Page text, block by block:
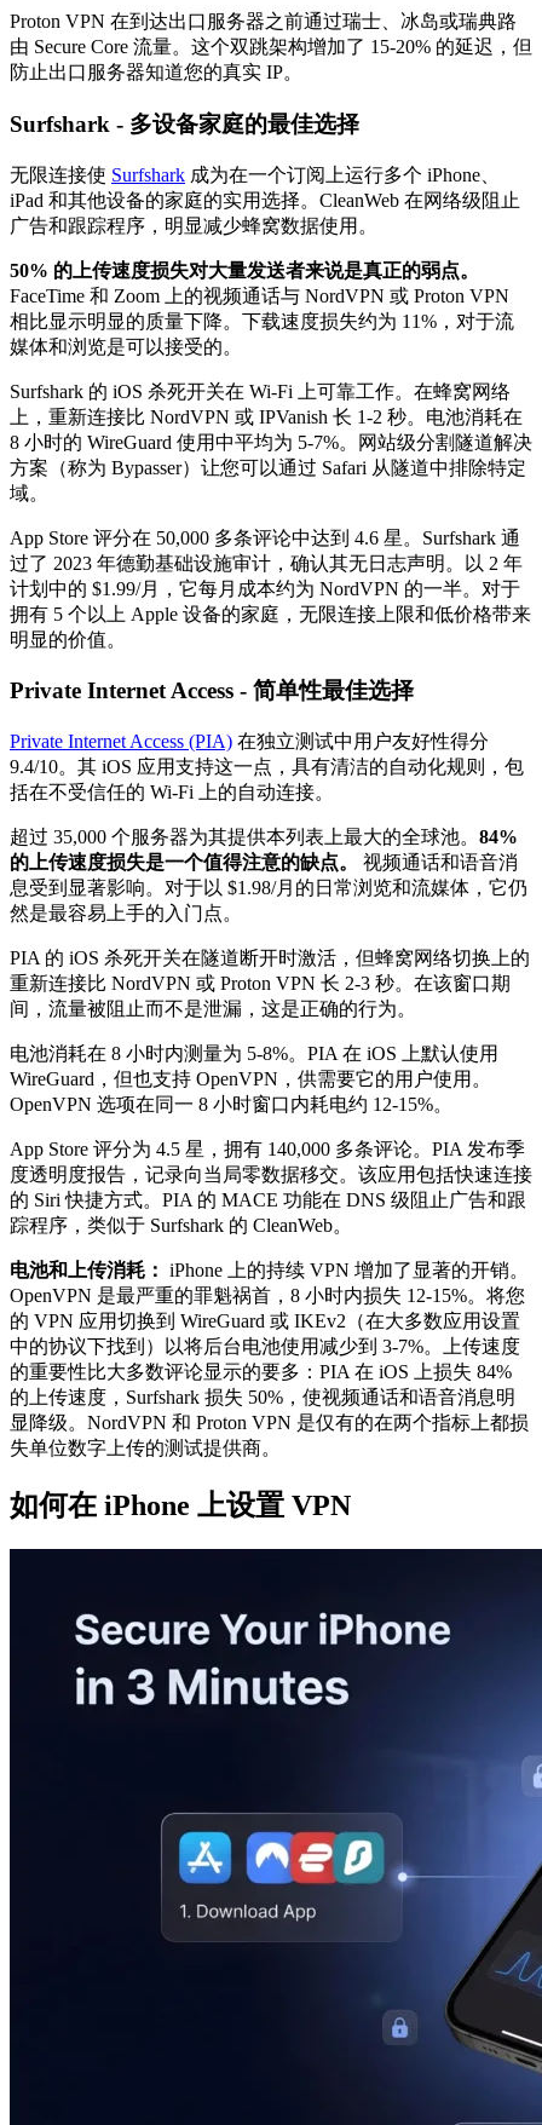
Proton VPN 在到达出口服务器之前通过瑞士、冰岛或瑞典路
由 Secure Core 流量。这个双跳架构增加了 15-20% 的延迟，但
防止出口服务器知道您的真实 IP。
Surfshark - 多设备家庭的最佳选择
无限连接使 Surfshark 成为在一个订阅上运行多个 iPhone、
iPad 和其他设备的家庭的实用选择。CleanWeb 在网络级阻止
广告和跟踪程序，明显减少蜂窝数据使用。
50% 的上传速度损失对大量发送者来说是真正的弱点。
FaceTime 和 Zoom 上的视频通话与 NordVPN 或 Proton VPN
相比显示明显的质量下降。下载速度损失约为 11%，对于流
媒体和浏览是可以接受的。
Surfshark 的 iOS 杀死开关在 Wi-Fi 上可靠工作。在蜂窝网络
上，重新连接比 NordVPN 或 IPVanish 长 1-2 秒。电池消耗在
8 小时的 WireGuard 使用中平均为 5-7%。网站级分割隧道解决
方案（称为 Bypasser）让您可以通过 Safari 从隧道中排除特定
域。
App Store 评分在 50,000 多条评论中达到 4.6 星。Surfshark 通
过了 2023 年德勤基础设施审计，确认其无日志声明。以 2 年
计划中的 $1.99/月，它每月成本约为 NordVPN 的一半。对于
拥有 5 个以上 Apple 设备的家庭，无限连接上限和低价格带来
明显的价值。
Private Internet Access - 简单性最佳选择
Private Internet Access (PIA) 在独立测试中用户友好性得分
9.4/10。其 iOS 应用支持这一点，具有清洁的自动化规则，包
括在不受信任的 Wi-Fi 上的自动连接。
超过 35,000 个服务器为其提供本列表上最大的全球池。 84%
的上传速度损失是一个值得注意的缺点。
视频通话和语音消
息受到显著影响。对于以 $1.98/月的日常浏览和流媒体，它仍
然是最容易上手的入门点。
PIA 的 iOS 杀死开关在隧道断开时激活，但蜂窝网络切换上的
重新连接比 NordVPN 或 Proton VPN 长 2-3 秒。在该窗口期
间，流量被阻止而不是泄漏，这是正确的行为。
电池消耗在 8 小时内测量为 5-8%。PIA 在 iOS 上默认使用
WireGuard，但也支持 OpenVPN，供需要它的用户使用。
OpenVPN 选项在同一 8 小时窗口内耗电约 12-15%。
App Store 评分为 4.5 星，拥有 140,000 多条评论。PIA 发布季
度透明度报告，记录向当局零数据移交。该应用包括快速连接
的 Siri 快捷方式。PIA 的 MACE 功能在 DNS 级阻止广告和跟
踪程序，类似于 Surfshark 的 CleanWeb。
电池和上传消耗： iPhone 上的持续 VPN 增加了显著的开销。
OpenVPN 是最严重的罪魁祸首，8 小时内损失 12-15%。将您
的 VPN 应用切换到 WireGuard 或 IKEv2（在大多数应用设置
中的协议下找到）以将后台电池使用减少到 3-7%。上传速度
的重要性比大多数评论显示的要多：PIA 在 iOS 上损失 84%
的上传速度，Surfshark 损失 50%，使视频通话和语音消息明
显降级。NordVPN 和 Proton VPN 是仅有的在两个指标上都损
失单位数字上传的测试提供商。
如何在 iPhone 上设置 VPN